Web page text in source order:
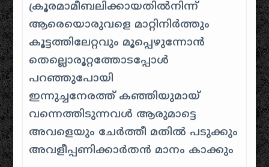
ക്രൂരമാമീബലിക്കായതില്‍നിന്ന്
ആരെയൊരുവളെ മാറ്റിനിര്‍ത്തും
കൂട്ടത്തിലേറ്റവും മൂപ്പെഴുന്നോന്‍
തെല്ലൊരൂറ്റത്തോടപ്പോള്‍
പറഞ്ഞുപോയി
ഇന്നുച്ചനേരത്ത് കഞ്ഞിയുമായ്
വന്നെത്തിടുന്നവള്‍ ആരുമാട്ടെ
അവളെയും ചേര്‍ത്തീ മതില്‍ പടുക്കും
അവളീപ്പണിക്കാര്‍തന്‍ മാനം കാക്കും